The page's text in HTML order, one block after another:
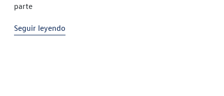
parte
Seguir leyendo